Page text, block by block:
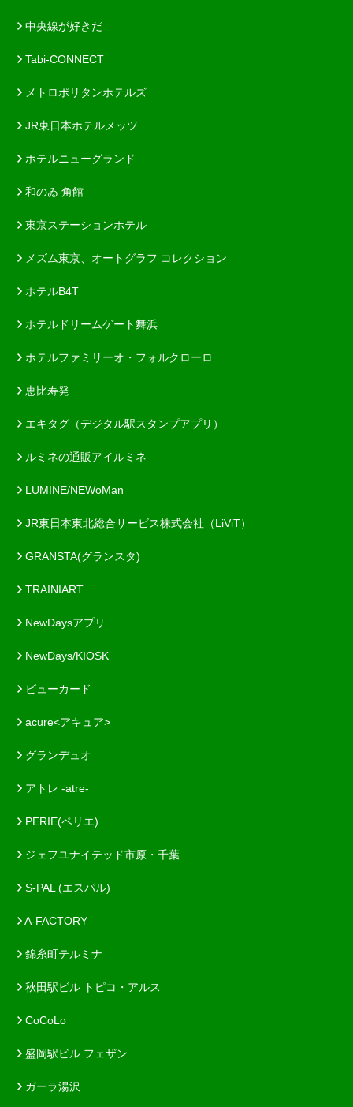
中央線が好きだ
Tabi-CONNECT
メトロポリタンホテルズ
JR東日本ホテルメッツ
ホテルニューグランド
和のゐ 角館
東京ステーションホテル
メズム東京、オートグラフ コレクション
ホテルB4T
ホテルドリームゲート舞浜
ホテルファミリーオ・フォルクローロ
恵比寿発
エキタグ（デジタル駅スタンプアプリ）
ルミネの通販アイルミネ
LUMINE/NEWoMan
JR東日本東北総合サービス株式会社（LiViT）
GRANSTA(グランスタ)
TRAINIART
NewDaysアプリ
NewDays/KIOSK
ビューカード
acure<アキュア>
グランデュオ
アトレ -atre-
PERIE(ペリエ)
ジェフユナイテッド市原・千葉
S-PAL (エスパル)
A-FACTORY
錦糸町テルミナ
秋田駅ビル トピコ・アルス
CoCoLo
盛岡駅ビル フェザン
ガーラ湯沢